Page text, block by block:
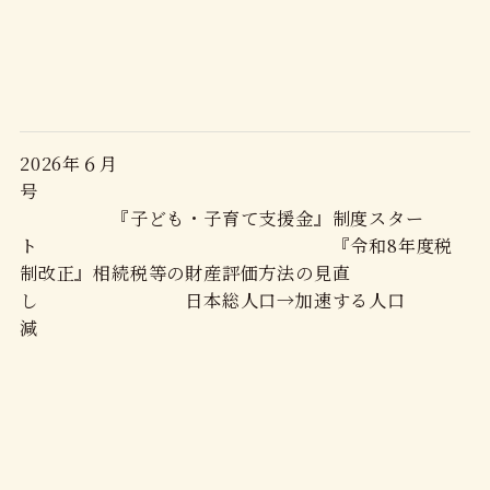
2026年６月
号
『子ども・子育て支援金』制度スター
ト 『令和8年度税
制改正』相続税等の財産評価方法の見直
し 日本総人口→加速する人口
減